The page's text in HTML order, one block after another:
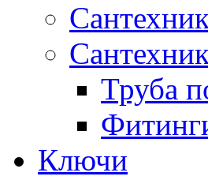
Труба
Ключи